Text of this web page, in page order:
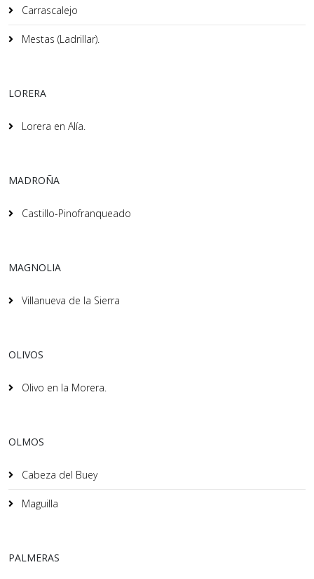
Carrascalejo
Mestas (Ladrillar).
LORERA
Lorera en Alía.
MADROÑA
Castillo-Pinofranqueado
MAGNOLIA
Villanueva de la Sierra
OLIVOS
Olivo en la Morera.
OLMOS
Cabeza del Buey
Maguilla
PALMERAS